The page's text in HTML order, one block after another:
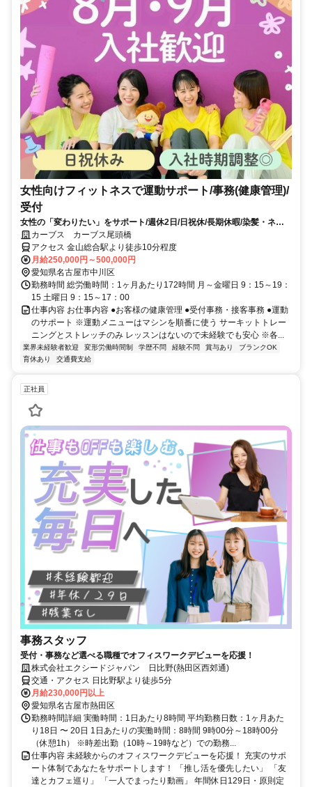
女性向けフィットネスで運動サポート/事務(健康管理)/
受付
女性の「変わりたい」をサポート/週休2日/日祝休/長期休暇/染髪・ネイ
ルOK※規定内
カーブス カーブス尾頭橋
アクセス 金山総合駅より徒歩10分程度
月給250,000円～500,000円
愛知県名古屋市中川区
勤務時間 総労働時間：1ヶ月あたり172時間 月～金曜日 9：15～19：
15 土曜日 9：15～17：00
仕事内容 お仕事内容 ●お客様の健康管理 ●受付事務・接客事務 ●運動
のサポート ※運動メニューはマシンを順番に使う サーキットトレー
ニングとストレッチのみ レッスンはないので未経験でも安心 ※各...
業界未経験者歓迎 変形労働時間制 学歴不問 経験不問 賞与あり
ブランクOK
育休あり
交通費支給
正社員
事務スタッフ
受付・事務など選べる職種でオフィスワークデビューを応援！
株式会社エクシードジャパン 日比野(熱田区西郊通)
交通・アクセス 日比野駅より徒歩5分
月給230,000円以上
愛知県名古屋市熱田区
勤務時間詳細 実働時間：1日あたり8時間 平均勤務日数：1ヶ月あた
り18日 〜 20日 1日あたりの実働時間：8時間 9時00分～18時00分
（休憩1h） ※時差出勤（10時～19時など）での勤務...
仕事内容 未経験からのオフィスワークデビューを応援！ 充実のサポ
ート体制であなたをサポートします！ 「推し活を優先したい」 「友
達とカフェ巡り」 「一人でまったり動画」 年間休日129日・原則定